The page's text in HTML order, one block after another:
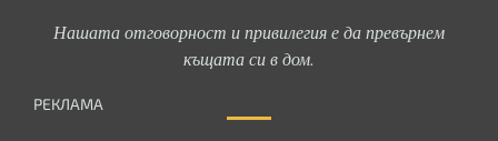
Нашата отговорност и привилегия е да превърнем
къщата си в дом.
РЕКЛАМА